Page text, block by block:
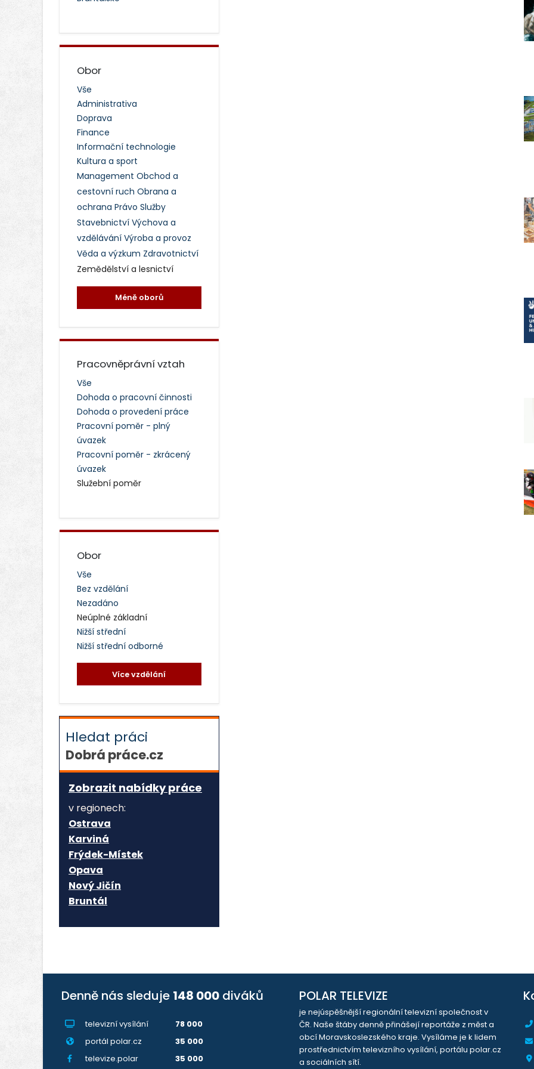
Obor
Vše
Administrativa
Doprava
Finance
Informační technologie
Kultura a sport
Management Obchod a
cestovní ruch Obrana a
ochrana Právo Služby
Stavebnictví Výchova a
vzdělávání Výroba a provoz
Věda a výzkum Zdravotnictví
Zemědělství a lesnictví
Méně oborů
Pracovněprávní vztah
Vše
Dohoda o pracovní činnosti
Dohoda o provedení práce
Pracovní poměr - plný
úvazek
Pracovní poměr - zkrácený
úvazek
Služební poměr
Obor
Vše
Bez vzdělání
Nezadáno
Neúplné základní
Nižší střední
Nižší střední odborné
Více vzdělání
Hledat práci
Dobrá práce.cz
Zobrazit nabídky práce
v regionech:
Ostrava
Karviná
Frýdek-Místek
Opava
Nový Jičín
Bruntál
Denně nás sleduje 148 000 diváků
televizní vysílání
78 000
portál polar.cz
35 000
televize.polar
35 000
POLAR TELEVIZE
je nejúspěšnější regionální televizní společnost v
ČR. Naše štáby denně přinášejí reportáže z měst a
obcí Moravskoslezského kraje. Vysíláme je k lidem
prostřednictvím televizního vysílání, portálu polar.cz
a sociálních sítí.